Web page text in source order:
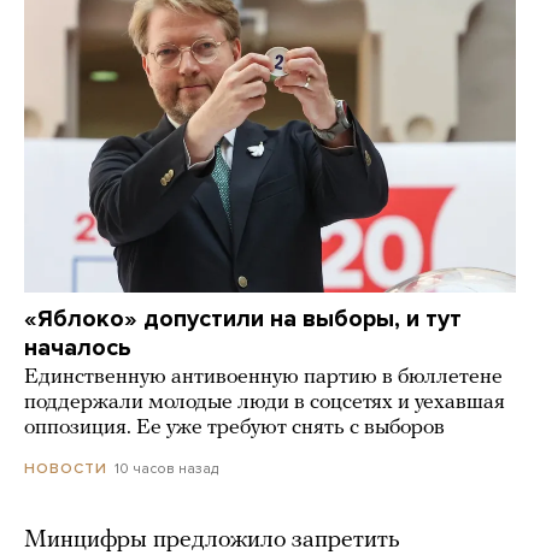
«Яблоко» допустили на выборы, и тут
началось
Единственную антивоенную партию в бюллетене
поддержали молодые люди в соцсетях и уехавшая
оппозиция. Ее уже требуют снять с выборов
НОВОСТИ 10 часов назад
Минцифры предложило запретить